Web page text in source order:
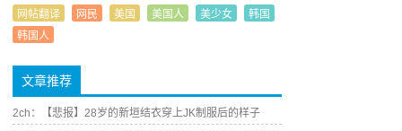
网帖翻译
网民 美国 美国人 美少女
韩国
韩国人
文章推荐
2ch：【悲报】28岁的新垣结衣穿上JK制服后的样子